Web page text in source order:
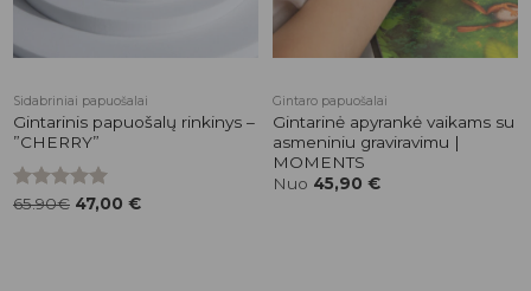
Sidabriniai papuošalai
Gintarinis papuošalų rinkinys –
”CHERRY”
Įvertinimas:
65.90€ 47,00 €
Gintaro papuošalai
Gintarinė apyrankė vaikams su
asmeniniu graviravimu |
MOMENTS
Nuo 45,90 €